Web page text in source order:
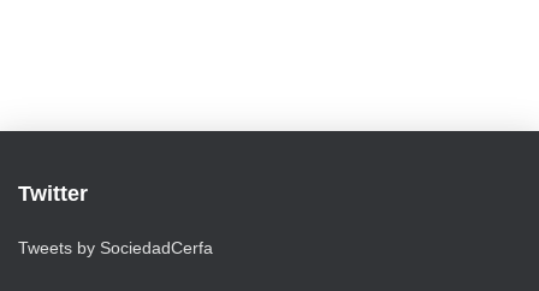
Twitter
Tweets by SociedadCerfa